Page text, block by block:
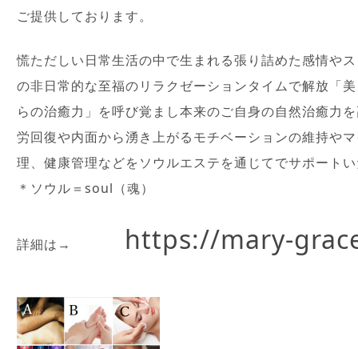
ご提供しております。
慌ただしい日常生活の中で生まれる張り詰めた感情や
の非日常的な至福のリラクゼーションタイムで解放「
らの治癒力」を呼び覚まし本来のご自身の自然治癒力
労回復や内面から湧き上がるモチベーションの維持や
理、健康管理などをソウルエステを通じてでサポート
＊ソウル＝soul（魂）
詳細は→ https://mary-